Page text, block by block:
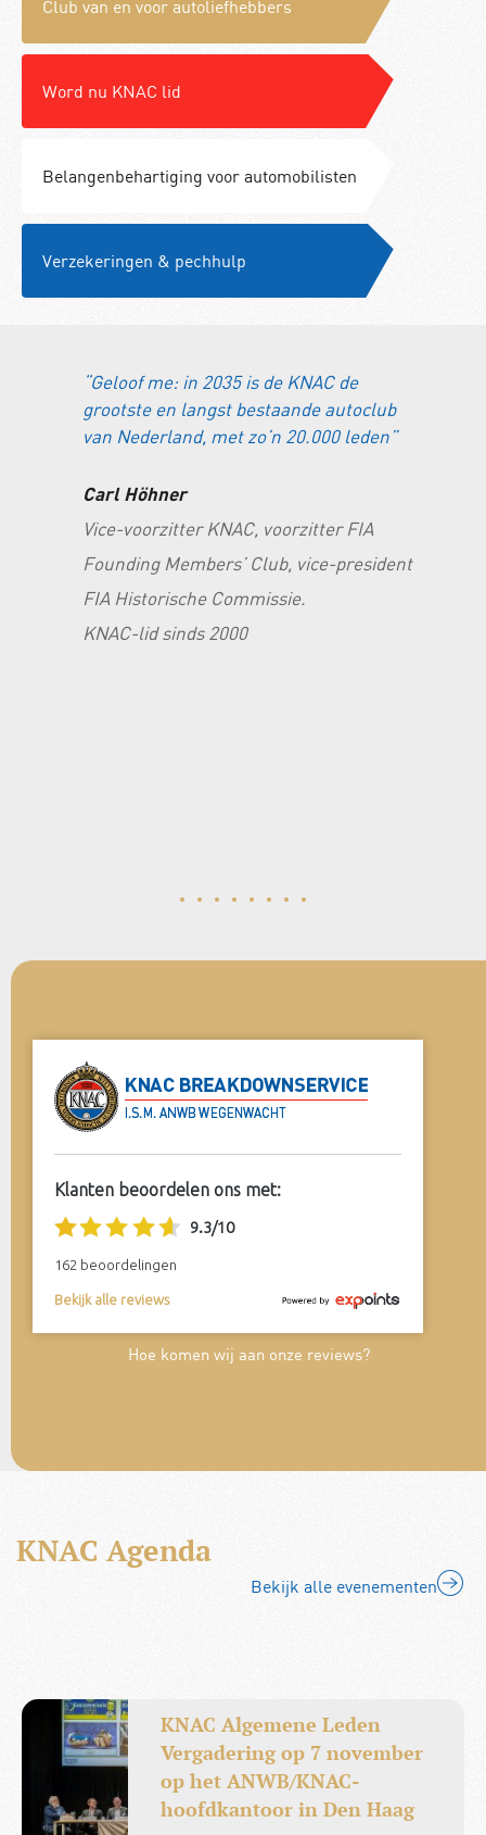
Club van en voor autoliefhebbers
Word nu KNAC lid
Belangenbehartiging voor automobilisten
Verzekeringen & pechhulp
“Geloof me: in 2035 is de KNAC de
grootste en langst bestaande autoclub
van Nederland, met zo’n 20.000 leden”
Carl Höhner
Vice-voorzitter KNAC, voorzitter FIA
Founding Members’ Club, vice-president
FIA Historische Commissie.
KNAC-lid sinds 2000
Klanten beoordelen ons met:
9.3/10
162 beoordelingen
Bekijk alle reviews
Hoe komen wij aan onze reviews?
KNAC Agenda
Bekijk alle evenementen
KNAC Algemene Leden
Vergadering op 7 november
op het ANWB/KNAC-
hoofdkantoor in Den Haag